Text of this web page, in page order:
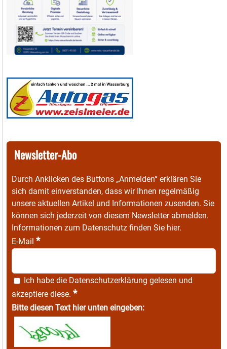
Newsletter-Abo
Durch Anklicken des Buttons „Anmelden“ erklären Sie
sich damit einverstanden, dass wir Ihnen regelmäßig
unsere aktuellen Artikel und Informationen zusenden. Sie
können sich jederzeit von diesem Newsletter abmelden.
Informationen zum Datenschutz finden Sie hier.
E-Mail *
Ich habe die Datenschutzerklärung gelesen und
akzeptiere diese. *
Bitte diesen Text hier unten eingeben: